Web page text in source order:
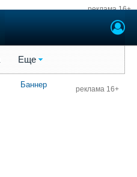
реклама 16+
Еще
реклама 16+